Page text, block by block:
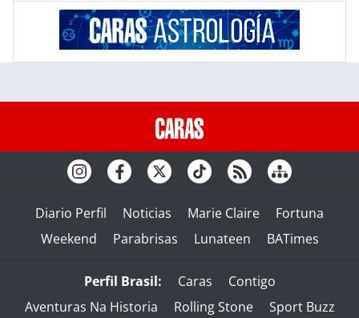
Diario Perfil Noticias Marie Claire
Fortuna
Weekend
Parabrisas Lunateen BATimes
Perfil Brasil: Caras
Contigo
Aventuras Na Historia
Rolling Stone Sport Buzz